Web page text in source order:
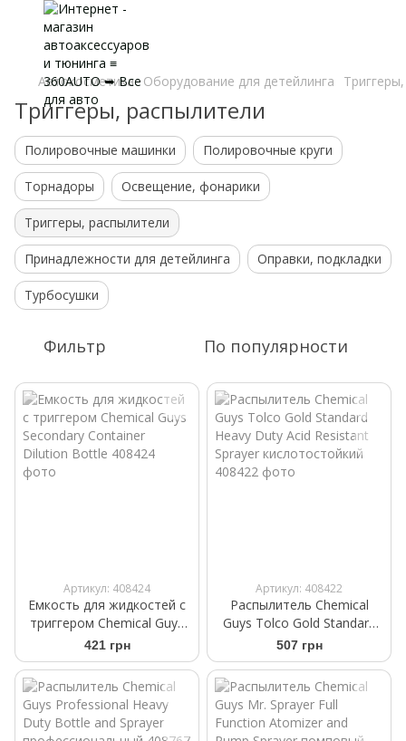
Автокосметика Оборудование для детейлинга
Триггеры, распылители
Полировочные машинки Полировочные круги
Торнадоры Освещение, фонарики
Триггеры, распылители
Принадлежности для детейлинга Оправки, подкладки
Турбосушки
Фильтр По популярности
Артикул: 408424
Емкость для жидкостей с
триггером Chemical Guys
Secondary Container
Dilution Bottle
421 грн
Артикул: 408422
Распылитель Chemical
Guys Tolco Gold Standard
Heavy Duty Acid Resistant
Sprayer кислотостойкий
507 грн